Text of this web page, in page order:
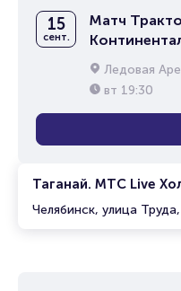
Таганай. МТС Live
Челябинск, улица
15
сент.
Матч
Ледовая
вт 19:30